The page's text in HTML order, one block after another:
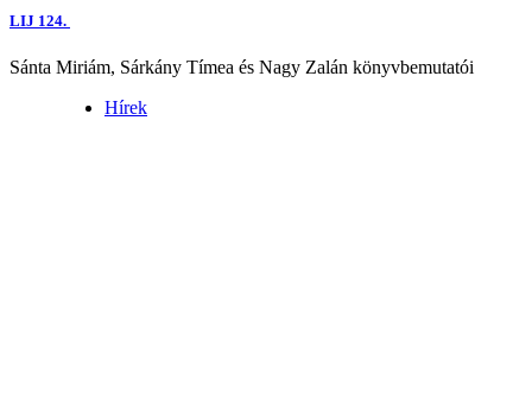
LIJ 124.
Sánta Miriám, Sárkány Tímea és Nagy Zalán könyvbemutatói
Hírek